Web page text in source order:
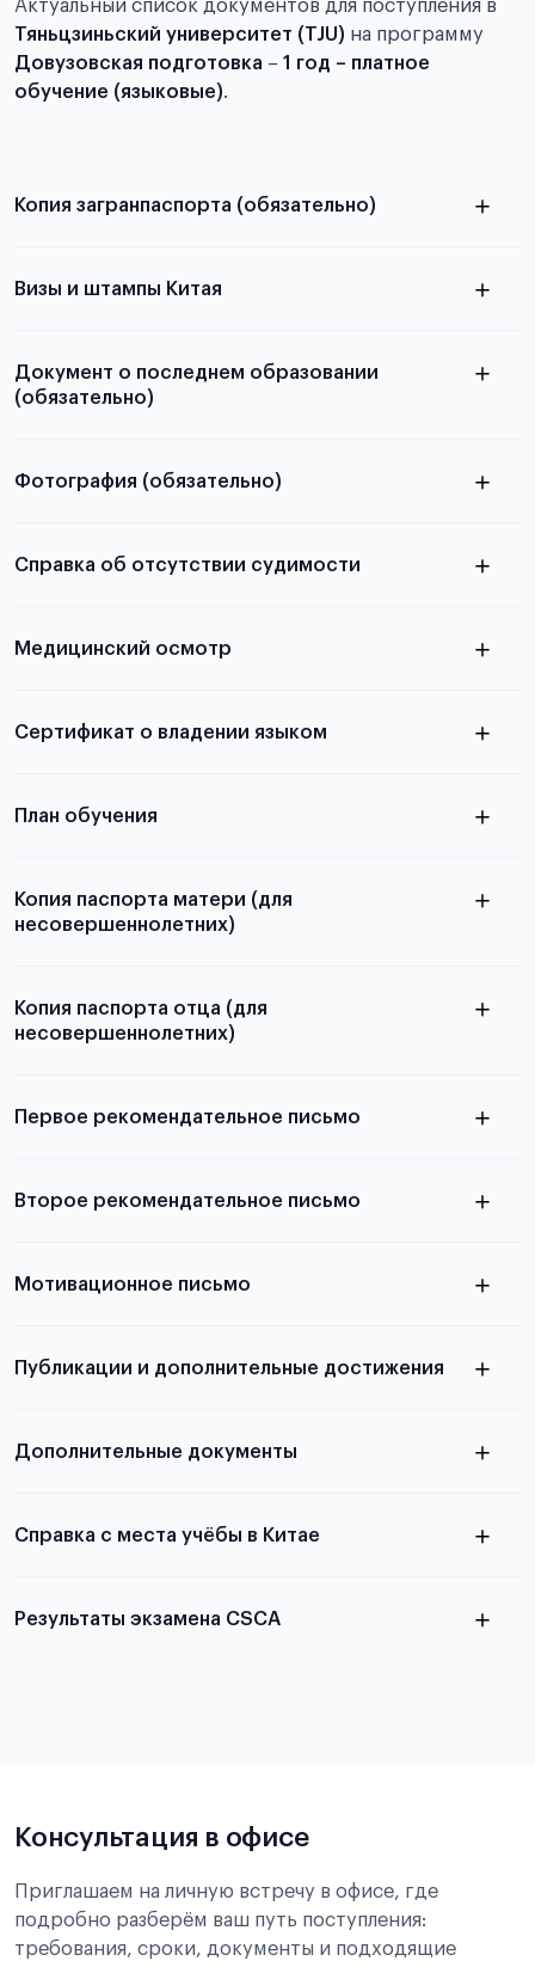
Актуальный список документов для поступления в
Тяньцзиньский университет (TJU) на программу
Довузовская подготовка – 1 год – платное
обучение (языковые).
Копия загранпаспорта (обязательно)
паспорта
Визы и штампы Китая
Документ о последнем образовании
(обязательно)
абитуриентов, изложена в статье.
Фотография (обязательно)
принимаются
Справка об отсутствии судимости
Медицинский осмотр
Для примеров заполнения и пустых
Сертификат о владении языком
План обучения
Копия паспорта матери (для
несовершеннолетних)
Копия паспорта отца (для
несовершеннолетних)
выезда
Первое рекомендательное письмо
письма
Второе рекомендательное письмо
письма
Мотивационное письмо
статье
Публикации и дополнительные достижения
Дополнительные документы
Справка с места учёбы в Китае
Результаты экзамена CSCA
Консультация в офисе
Приглашаем на личную встречу в офисе, где
подробно разберём ваш путь поступления:
требования, сроки, документы и подходящие